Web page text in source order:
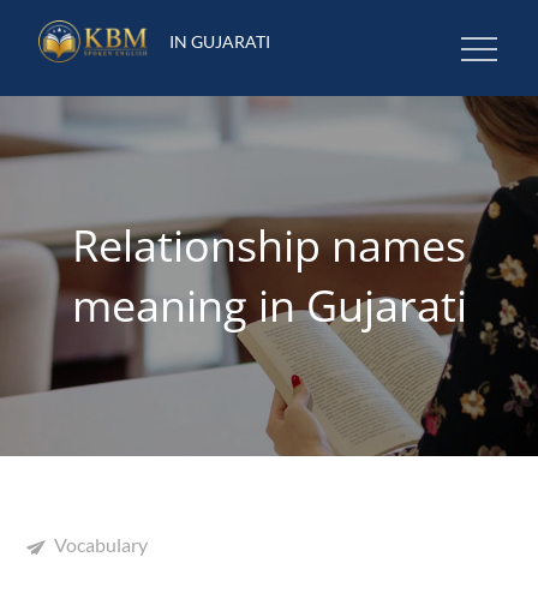
IN GUJARATI
Relationship names
meaning in Gujarati
Vocabulary